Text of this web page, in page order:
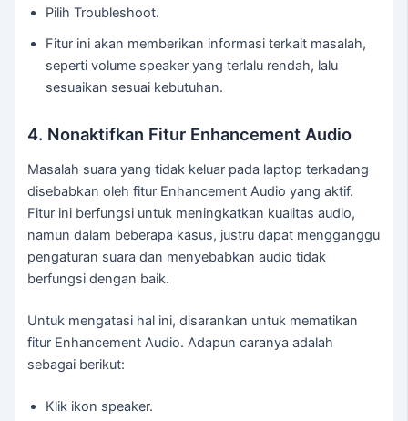
Pilih Troubleshoot.
Fitur ini akan memberikan informasi terkait masalah,
seperti volume speaker yang terlalu rendah, lalu
sesuaikan sesuai kebutuhan.
4. Nonaktifkan Fitur Enhancement Audio
Masalah suara yang tidak keluar pada laptop terkadang
disebabkan oleh fitur Enhancement Audio yang aktif.
Fitur ini berfungsi untuk meningkatkan kualitas audio,
namun dalam beberapa kasus, justru dapat mengganggu
pengaturan suara dan menyebabkan audio tidak
berfungsi dengan baik.
Untuk mengatasi hal ini, disarankan untuk mematikan
fitur Enhancement Audio. Adapun caranya adalah
sebagai berikut:
Klik ikon speaker.